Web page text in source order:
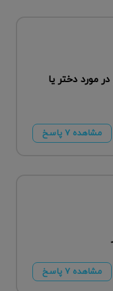
مورد دختر یا
مشاهده ۷ پاسخ
مشاهده ۷ پاسخ